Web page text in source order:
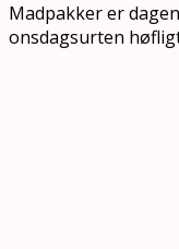
Madpakker er
onsdagsurten